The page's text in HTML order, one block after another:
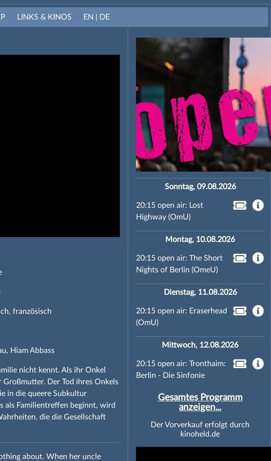
LINKS & KINOS EN | DE
französisch
Hiam Abbass
nicht kennt. Als ihr Onkel
Der Tod ihres Onkels
in die queere Subkultur
als Familientreffen beginnt, wird
die die Gesellschaft
about. When her uncle
Sonntag, 09.08.2026
20:15 open air: Lost
Highway (OmU)
Montag, 10.08.2026
20:15 open air: The Short
Nights of Berlin (OmeU)
Dienstag, 11.08.2026
20:15 open air: Eraserhead
(OmU)
Mittwoch, 12.08.2026
20:15 open air: Tronthaim:
Berlin - Die Sinfonie
Gesamtes Programm
anzeigen...
Der Vorverkauf erfolgt durch
kinoheld.de